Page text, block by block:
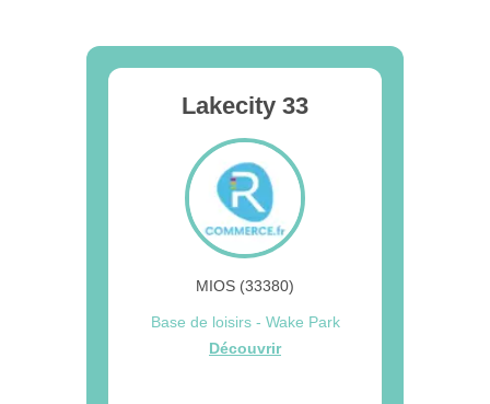
Lakecity 33
MIOS (33380)
Base de loisirs - Wake Park
Découvrir